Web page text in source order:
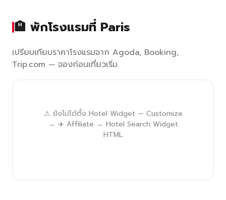
🏨 พักโรงแรมที่ Paris
เปรียบเทียบราคาโรงแรมจาก Agoda, Booking,
Trip.com — จองก่อนเที่ยวเริ่ม
⚠ ยังไม่ได้ตั้ง Hotel Widget — Customize
→ ✈️ Affiliate → Hotel Search Widget
HTML